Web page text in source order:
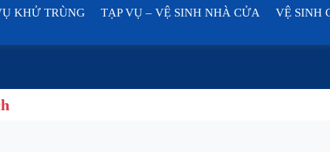
KHỬ TRÙNG TẠP VỤ – VỆ SINH NHÀ CỬA VỆ SINH